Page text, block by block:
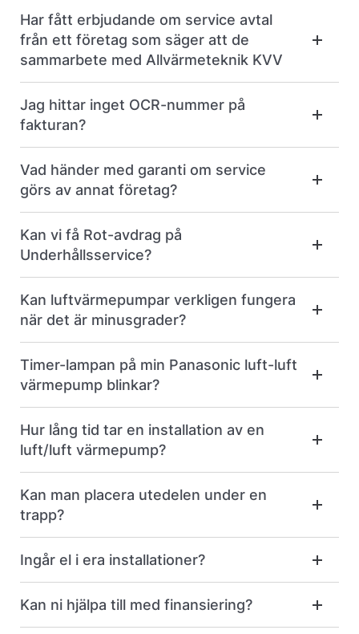
Har fått erbjudande om service avtal
från ett företag som säger att de
sammarbete med Allvärmeteknik KVV
Jag hittar inget OCR-nummer på
fakturan?
Vad händer med garanti om service
görs av annat företag?
Kan vi få Rot-avdrag på
Underhållsservice?
Kan luftvärmepumpar verkligen fungera
när det är minusgrader?
Timer-lampan på min Panasonic luft-luft
värmepump blinkar?
Hur lång tid tar en installation av en
luft/luft värmepump?
Kan man placera utedelen under en
trapp?
Ingår el i era installationer?
Kan ni hjälpa till med finansiering?